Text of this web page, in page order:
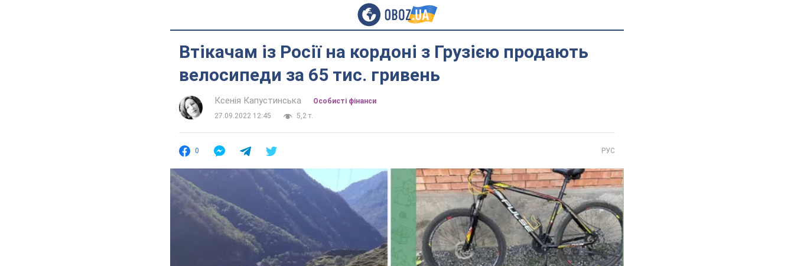
Втікачам із Росії на кордоні з Грузією продають
велосипеди за 65 тис. гривень
Ксенія Капустинська
Особисті фінанси
27.09.2022 12:45
5,2 т.
0 РУС